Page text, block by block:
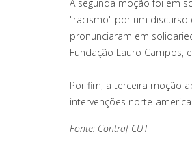
A segunda moção foi em
"racismo" por um
pronunciaram em
Fundação Lauro Campos,
Por fim, a terceira moção
intervenções norte-
Fonte: Contraf-CUT